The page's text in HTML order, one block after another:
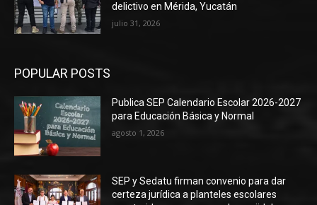
delictivo en Mérida, Yucatán
julio 31, 2026
POPULAR POSTS
Publica SEP Calendario Escolar 2026-2027
para Educación Básica y Normal
agosto 1, 2026
SEP y Sedatu firman convenio para dar
certeza jurídica a planteles escolares